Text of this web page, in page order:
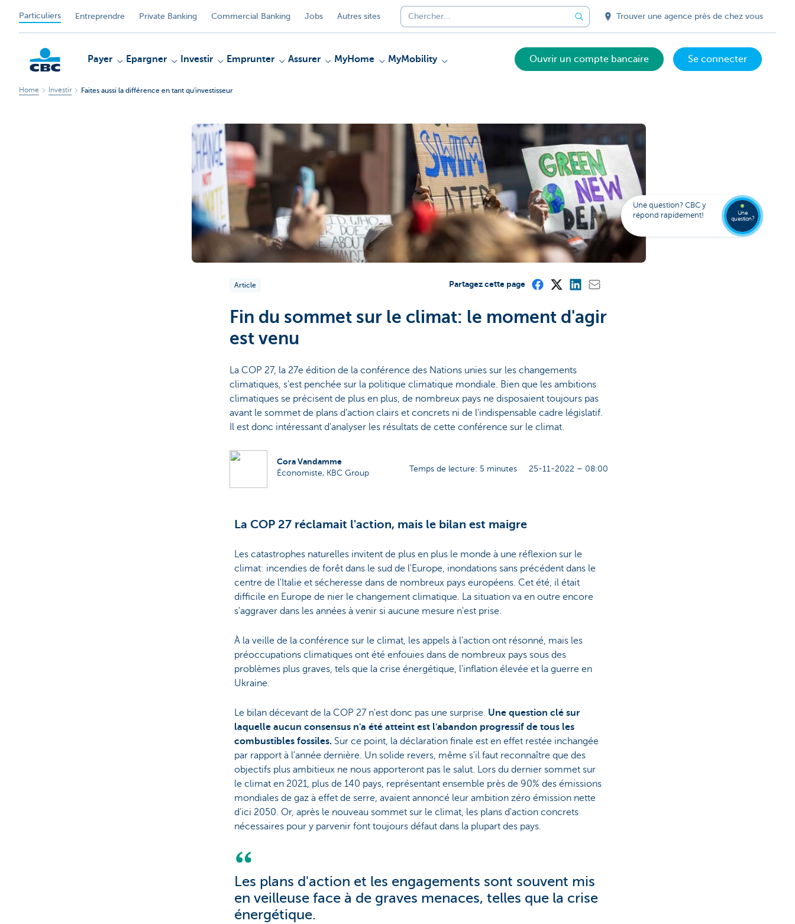
Particuliers Entreprendre Private Banking Commercial Banking Jobs Autres sites Trouver une agence près de chez vous
Payer Epargner Investir Emprunter Assurer MyHome MyMobility Ouvrir un compte bancaire Se connecter
Home Investir Faites aussi la différence en tant qu'investisseur
Article Partagez cette page
Fin du sommet sur le climat: le moment d'agir
est venu
La COP 27, la 27e édition de la conférence des Nations unies sur les changements
climatiques, s'est penchée sur la politique climatique mondiale. Bien que les ambitions
climatiques se précisent de plus en plus, de nombreux pays ne disposaient toujours pas
avant le sommet de plans d'action clairs et concrets ni de l'indispensable cadre législatif.
Il est donc intéressant d'analyser les résultats de cette conférence sur le climat.
Cora Vandamme
Économiste, KBC Group Temps de lecture: 5 minutes 25-11-2022 – 08:00
La COP 27 réclamait l'action, mais le bilan est maigre
Les catastrophes naturelles invitent de plus en plus le monde à une réflexion sur le
climat: incendies de forêt dans le sud de l'Europe, inondations sans précédent dans le
centre de l'Italie et sécheresse dans de nombreux pays européens. Cet été, il était
difficile en Europe de nier le changement climatique. La situation va en outre encore
s'aggraver dans les années à venir si aucune mesure n'est prise.
À la veille de la conférence sur le climat, les appels à l'action ont résonné, mais les
préoccupations climatiques ont été enfouies dans de nombreux pays sous des
problèmes plus graves, tels que la crise énergétique, l'inflation élevée et la guerre en
Ukraine.
Le bilan décevant de la COP 27 n'est donc pas une surprise. Une question clé sur
laquelle aucun consensus n'a été atteint est l'abandon progressif de tous les
combustibles fossiles. Sur ce point, la déclaration finale est en effet restée inchangée
par rapport à l'année dernière. Un solide revers, même s'il faut reconnaître que des
objectifs plus ambitieux ne nous apporteront pas le salut. Lors du dernier sommet sur
le climat en 2021, plus de 140 pays, représentant ensemble près de 90% des émissions
mondiales de gaz à effet de serre, avaient annoncé leur ambition zéro émission nette
d'ici 2050. Or, après le nouveau sommet sur le climat, les plans d'action concrets
nécessaires pour y parvenir font toujours défaut dans la plupart des pays.
Les plans d'action et les engagements sont souvent mis
en veilleuse face à de graves menaces, telles que la crise
énergétique.
Une question? CBC y
répond rapidement!
Une
question?